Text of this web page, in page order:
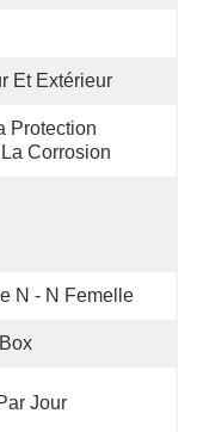
Et Extérieur
Protection
Corrosion
N - N Femelle
Jour